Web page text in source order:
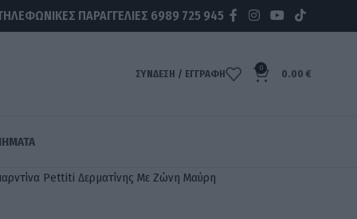
ΠΑΡΑΓΓΕΛΙΕΣ 6989 725 945
ΣΥΝΔΕΣΗ / ΕΓΓΡΑΦΗ
0
0.00 €
Pettiti Δερματίνης Με Ζώνη Μαύρη